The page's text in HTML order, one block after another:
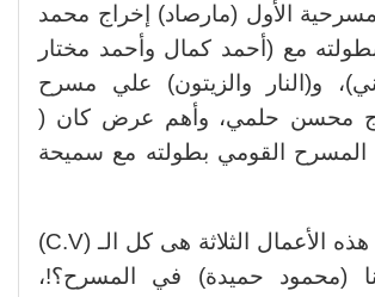
الأول (مارصاد) إخراج محمد
مع (أحمد كمال وأحمد مختار
و(النار والزيتون) علي مسرح
محسن حلمي، وأهم عرض كان (
المسرح القومي بطولته مع سميحة
فسألتهم: هل هذه الأعمال الثلاثة هى كل الـ (C.V)
(محمود حميدة) في المسرح؟!،